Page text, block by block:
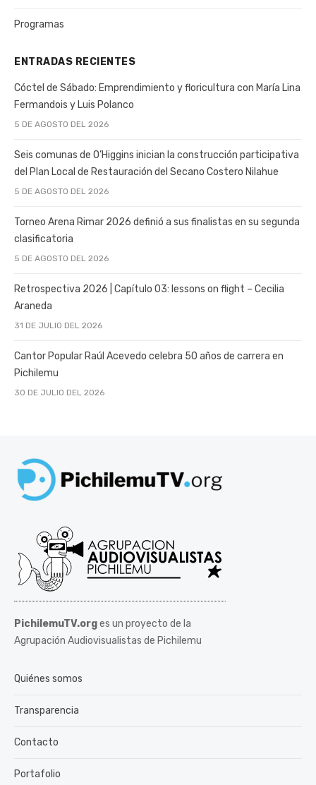
Programas
ENTRADAS RECIENTES
Cóctel de Sábado: Emprendimiento y floricultura con María Lina
Fermandois y Luis Polanco
5 DE AGOSTO DEL 2026
Seis comunas de O’Higgins inician la construcción participativa
del Plan Local de Restauración del Secano Costero Nilahue
5 DE AGOSTO DEL 2026
Torneo Arena Rimar 2026 definió a sus finalistas en su segunda
clasificatoria
5 DE AGOSTO DEL 2026
Retrospectiva 2026 | Capítulo 03: lessons on flight – Cecilia
Araneda
31 DE JULIO DEL 2026
Cantor Popular Raúl Acevedo celebra 50 años de carrera en
Pichilemu
30 DE JULIO DEL 2026
PichilemuTV.orges un proyecto de la
Agrupación Audiovisualistas de Pichilemu
Quiénes somos
Transparencia
Contacto
Portafolio